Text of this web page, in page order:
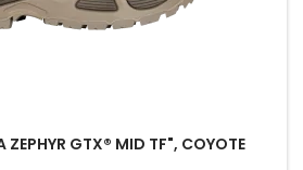
GTX® MID TF", COYOTE